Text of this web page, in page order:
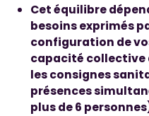
Cet équilibre
besoins exprimés
configuration de
capacité
les consignes
présences
plus de 6